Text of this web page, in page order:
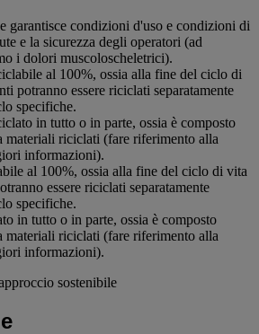
garantisce condizioni d'uso e condizioni di
e la sicurezza degli operatori (ad
i dolori muscoloscheletrici).
al 100%, ossia alla fine del ciclo di
potranno essere riciclati separatamente
specifiche.
in tutto o in parte, ossia è composto
materiali riciclati (fare riferimento alla
informazioni).
al 100%, ossia alla fine del ciclo di vita
essere riciclati separatamente
specifiche.
in tutto o in parte, ossia è composto
materiali riciclati (fare riferimento alla
informazioni).
sostenibile